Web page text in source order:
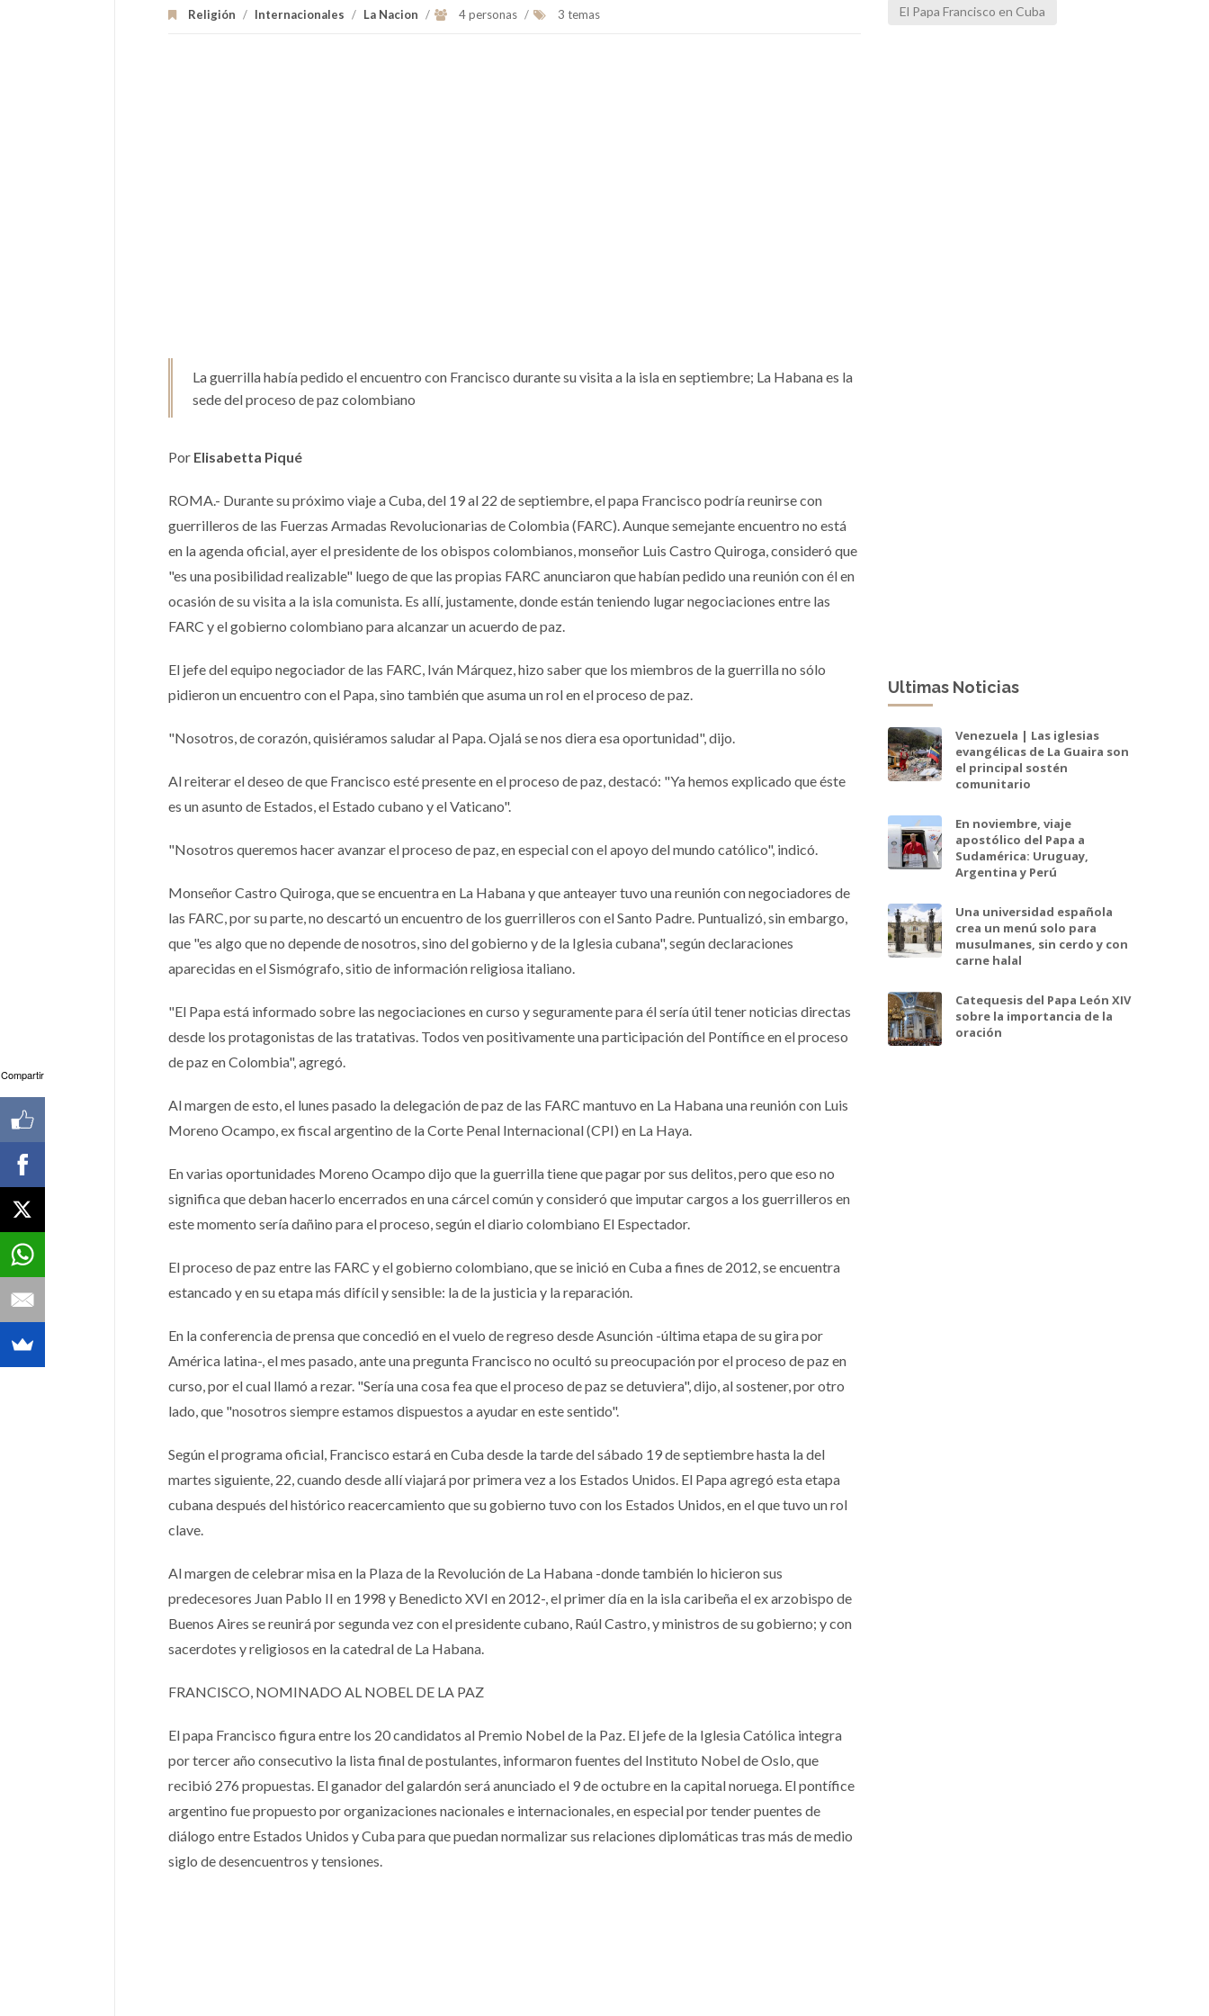
Religión / Internacionales / La Nacion / 4 personas / 3 temas
La guerrilla había pedido el encuentro con Francisco durante su visita a la isla en septiembre; La Habana es la
sede del proceso de paz colombiano
Por Elisabetta Piqué
ROMA.- Durante su próximo viaje a Cuba, del 19 al 22 de septiembre, el papa Francisco podría reunirse con
guerrilleros de las Fuerzas Armadas Revolucionarias de Colombia (FARC). Aunque semejante encuentro no está
en la agenda oficial, ayer el presidente de los obispos colombianos, monseñor Luis Castro Quiroga, consideró que
"es una posibilidad realizable" luego de que las propias FARC anunciaron que habían pedido una reunión con él en
ocasión de su visita a la isla comunista. Es allí, justamente, donde están teniendo lugar negociaciones entre las
FARC y el gobierno colombiano para alcanzar un acuerdo de paz.
El jefe del equipo negociador de las FARC, Iván Márquez, hizo saber que los miembros de la guerrilla no sólo
pidieron un encuentro con el Papa, sino también que asuma un rol en el proceso de paz.
"Nosotros, de corazón, quisiéramos saludar al Papa. Ojalá se nos diera esa oportunidad", dijo.
Al reiterar el deseo de que Francisco esté presente en el proceso de paz, destacó: "Ya hemos explicado que éste
es un asunto de Estados, el Estado cubano y el Vaticano".
"Nosotros queremos hacer avanzar el proceso de paz, en especial con el apoyo del mundo católico", indicó.
Monseñor Castro Quiroga, que se encuentra en La Habana y que anteayer tuvo una reunión con negociadores de
las FARC, por su parte, no descartó un encuentro de los guerrilleros con el Santo Padre. Puntualizó, sin embargo,
que "es algo que no depende de nosotros, sino del gobierno y de la Iglesia cubana", según declaraciones
aparecidas en el Sismógrafo, sitio de información religiosa italiano.
"El Papa está informado sobre las negociaciones en curso y seguramente para él sería útil tener noticias directas
desde los protagonistas de las tratativas. Todos ven positivamente una participación del Pontífice en el proceso
de paz en Colombia", agregó.
Al margen de esto, el lunes pasado la delegación de paz de las FARC mantuvo en La Habana una reunión con Luis
Moreno Ocampo, ex fiscal argentino de la Corte Penal Internacional (CPI) en La Haya.
En varias oportunidades Moreno Ocampo dijo que la guerrilla tiene que pagar por sus delitos, pero que eso no
significa que deban hacerlo encerrados en una cárcel común y consideró que imputar cargos a los guerrilleros en
este momento sería dañino para el proceso, según el diario colombiano El Espectador.
El proceso de paz entre las FARC y el gobierno colombiano, que se inició en Cuba a fines de 2012, se encuentra
estancado y en su etapa más difícil y sensible: la de la justicia y la reparación.
En la conferencia de prensa que concedió en el vuelo de regreso desde Asunción -última etapa de su gira por
América latina-, el mes pasado, ante una pregunta Francisco no ocultó su preocupación por el proceso de paz en
curso, por el cual llamó a rezar. "Sería una cosa fea que el proceso de paz se detuviera", dijo, al sostener, por otro
lado, que "nosotros siempre estamos dispuestos a ayudar en este sentido".
Según el programa oficial, Francisco estará en Cuba desde la tarde del sábado 19 de septiembre hasta la del
martes siguiente, 22, cuando desde allí viajará por primera vez a los Estados Unidos. El Papa agregó esta etapa
cubana después del histórico reacercamiento que su gobierno tuvo con los Estados Unidos, en el que tuvo un rol
clave.
Al margen de celebrar misa en la Plaza de la Revolución de La Habana -donde también lo hicieron sus
predecesores Juan Pablo II en 1998 y Benedicto XVI en 2012-, el primer día en la isla caribeña el ex arzobispo de
Buenos Aires se reunirá por segunda vez con el presidente cubano, Raúl Castro, y ministros de su gobierno; y con
sacerdotes y religiosos en la catedral de La Habana.
FRANCISCO, NOMINADO AL NOBEL DE LA PAZ
El papa Francisco figura entre los 20 candidatos al Premio Nobel de la Paz. El jefe de la Iglesia Católica integra
por tercer año consecutivo la lista final de postulantes, informaron fuentes del Instituto Nobel de Oslo, que
recibió 276 propuestas. El ganador del galardón será anunciado el 9 de octubre en la capital noruega. El pontífice
argentino fue propuesto por organizaciones nacionales e internacionales, en especial por tender puentes de
diálogo entre Estados Unidos y Cuba para que puedan normalizar sus relaciones diplomáticas tras más de medio
siglo de desencuentros y tensiones.
El Papa Francisco en Cuba
Ultimas Noticias
Venezuela | Las iglesias
evangélicas de La Guaira son
el principal sostén
comunitario
En noviembre, viaje
apostólico del Papa a
Sudamérica: Uruguay,
Argentina y Perú
Una universidad española
crea un menú solo para
musulmanes, sin cerdo y con
carne halal
Catequesis del Papa León XIV
sobre la importancia de la
oración
Compartir